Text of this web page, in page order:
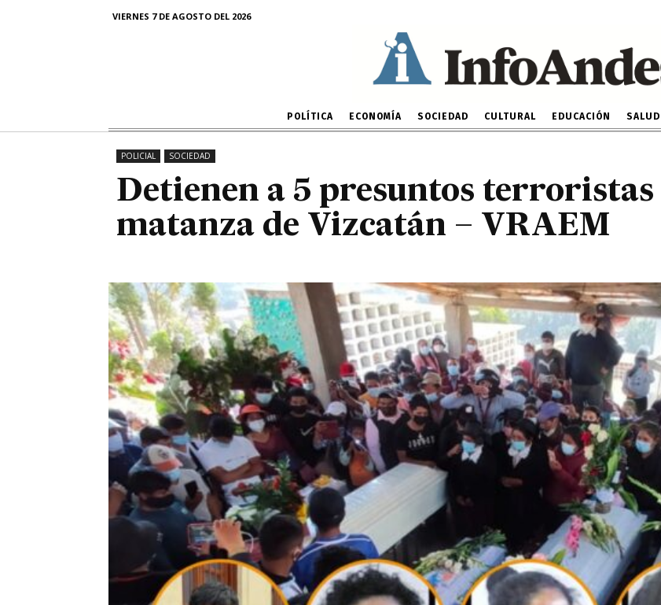
VIERNES 7 DE AGOSTO DEL 2026
POLÍTICA ECONOMÍA SOCIEDAD CULTURAL EDUCACIÓN SALUD
Detienen a 5 presuntos terroristas
matanza de Vizcatán –
POLICIAL SOCIEDAD
Detienen a 5 presuntos
matanza de Vizcatán – VRAEM